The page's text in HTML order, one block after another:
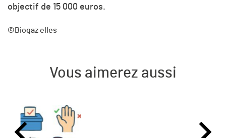
objectif de 15 000 euros.
©Biogaz elles
Vous aimerez aussi